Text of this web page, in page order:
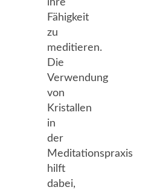
Fähigkeit
zu
meditieren.
Die
Verwendung
von
Kristallen
in
der
Meditationspraxis
hilft
dabei,